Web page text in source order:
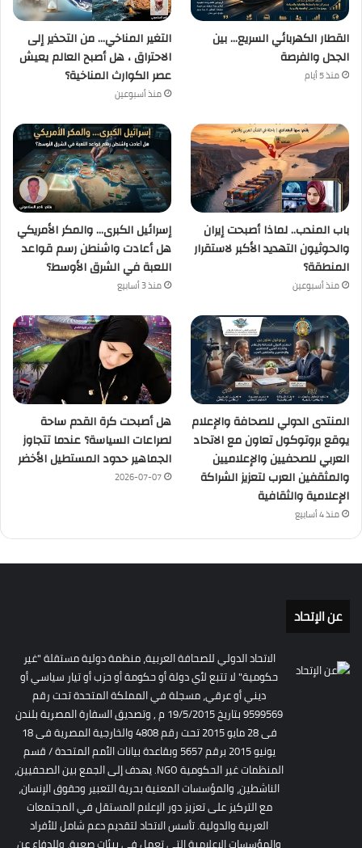
القطار الكهربائي السريع… بين
الجدل والفرصة
منذ 5 أيام
التغير المناخي… من التحذير إلى
الاحتراق ، هل أصبح العالم يعيش
عصر الكوارث المناخية؟
منذ أسبوعين
باب المندب.. لماذا أصبحت إيران
والحوثيون التهديد الأكبر لاستقرار
المنطقة؟
منذ أسبوعين
إسرائيل الكبرى… والمكر الأمريكي
هل أعادت واشنطن رسم قواعد
اللعبة في الشرق الأوسط؟
منذ 3 أسابيع
المنتدى الدولي للصحافة والإعلام
يوقع بروتوكول تعاون مع الاتحاد
العربي للصحفيين والإعلاميين
والمثقفين العرب لتعزيز الشراكة
الإعلامية والثقافية
منذ 4 أسابيع
هل أصبحت كرة القدم ساحة
لصراعات السياسة؟ عندما تتجاوز
الجماهير حدود المستطيل الأخضر
2026-07-07
عن الإتحاد
الاتحاد الدولي للصحافة العربية، منظمة دولية مستقلة "غير
حكومية" لا تتبع لأي دولة أو حكومة أو حزب أو تيار سياسي أو
ديني أو عرقي، مسجلة في المملكة المتحدة تحت رقم
9599569 بتاريخ 19/5/2015 م , وتصديق السفارة المصرية بلندن
فى 28 مايو 2015 تحت رقم 4808 والخارجية المصرية فى 18
يونيو 2015 برقم 5657 وبقاعدة بيانات الأمم المتحدة / قسم
المنظمات غير الحكومية NGO. يهدف إلى الجمع بين الصحفيين،
الناشطين، والمؤسسات المعنية بحرية التعبير وحقوق الإنسان،
مع التركيز على تعزيز دور الإعلام المستقل في المجتمعات
العربية والدولية. تأسس الاتحاد لتقديم دعم شامل للأفراد